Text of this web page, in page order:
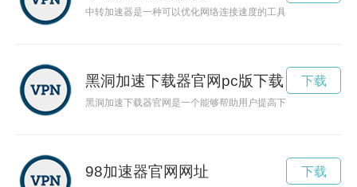
中转加速器是一种可以优化网络连接速度的工具，通过中转服
黑洞加速下载器官网pc版下载
黑洞加速下载器官网是一个能够帮助用户提高下载速度、实现
下载
98加速器官网网址 下载